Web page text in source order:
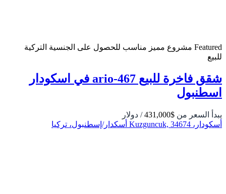
Featured مشروع مميز مناسب للحصول على الجنسية التركية
للبيع
شقق فاخرة للبيع ario-467 في اسكودار
اسطنبول
يبدأ السعر من $431,000
/ دولار
أسكودار، Kuzguncuk, 34674 أسكدار/إسطنبول، تركيا